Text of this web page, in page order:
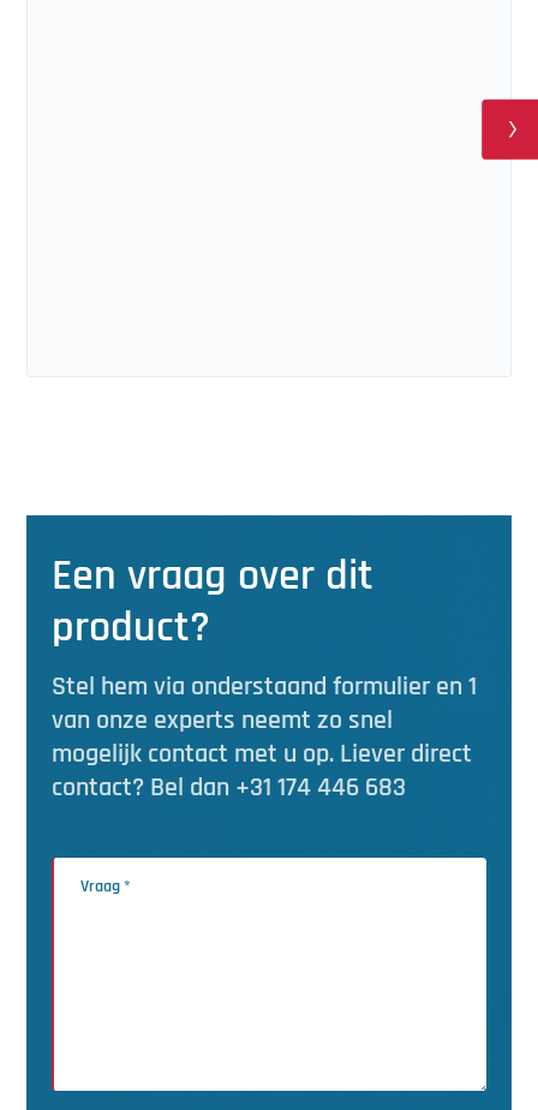
Een vraag over dit
product?
Stel hem via onderstaand formulier en 1
van onze experts neemt zo snel
mogelijk contact met u op. Liever direct
contact? Bel dan +31 174 446 683